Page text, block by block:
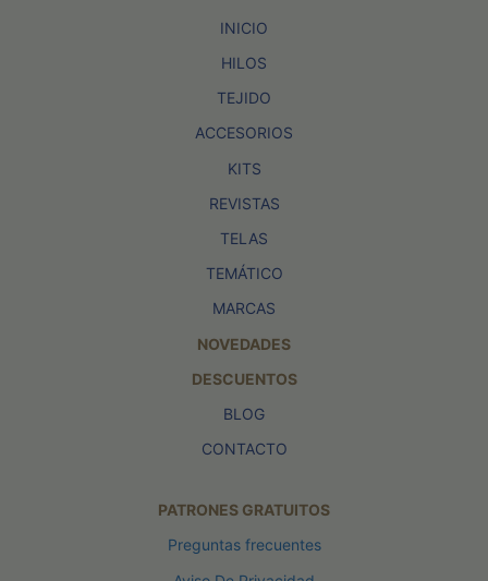
INICIO
HILOS
TEJIDO
ACCESORIOS
KITS
REVISTAS
TELAS
TEMÁTICO
MARCAS
NOVEDADES
DESCUENTOS
BLOG
CONTACTO
PATRONES GRATUITOS
Preguntas frecuentes